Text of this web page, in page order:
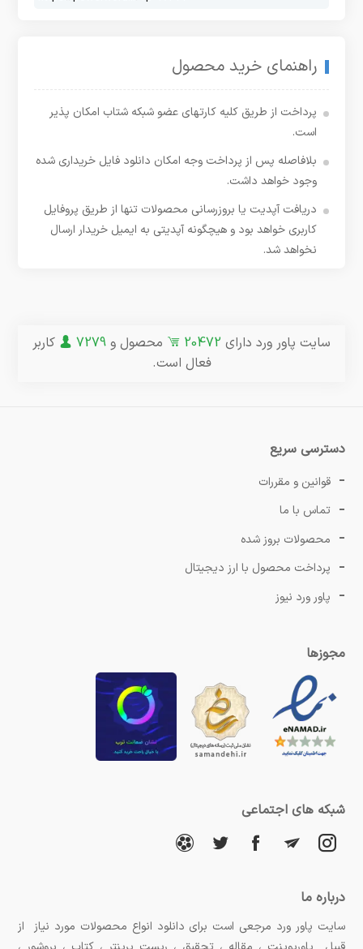
راهنمای خرید محصول
پرداخت از طریق کلیه کارتهای عضو شبکه شتاب امکان پذیر
است.
بلافاصله پس از پرداخت وجه امکان دانلود فایل خریداری شده
وجود خواهد داشت.
دریافت آپدیت یا بروزرسانی محصولات تنها از طریق پروفایل
کاربری خواهد بود و هیچگونه آپدیتی به ایمیل خریدار ارسال
نخواهد شد.
سایت پاور ورد دارای 20472 محصول و 7279
کاربر
فعال است.
دسترسی سریع
قوانین و مقررات
تماس با ما
محصولات بروز شده
پرداخت محصول با ارز دیجیتال
پاور ورد نیوز
مجوزها
شبکه های اجتماعی
درباره ما
سایت پاور ورد مرجعی است برای دانلود انواع محصولات مورد نیاز از